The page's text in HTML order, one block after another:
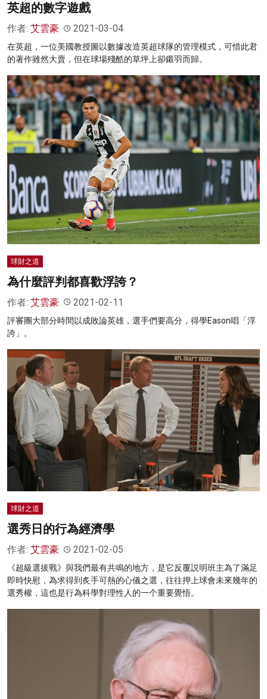
英超的數字遊戲
作者: 艾雲豪 2021-03-04
在英超，一位美國教授圖以數據改造英超球隊的管理模式，可惜此君
的著作雖然大賣，但在球場殘酷的草坪上卻鎩羽而歸。
球財之道
為什麼評判都喜歡浮誇？
作者: 艾雲豪 2021-02-11
評審團大部分時間以成敗論英雄，選手們要高分，得學Eason唱「浮
誇」。
球財之道
選秀日的行為經濟學
作者: 艾雲豪 2021-02-05
《超級選拔戰》與我們最有共鳴的地方，是它反覆説明班主為了滿足
即時快慰，為求得到炙手可熱的心儀之選，往往押上球會未來幾年的
選秀權，這也是行為科學對理性人的一个重要覺悟。